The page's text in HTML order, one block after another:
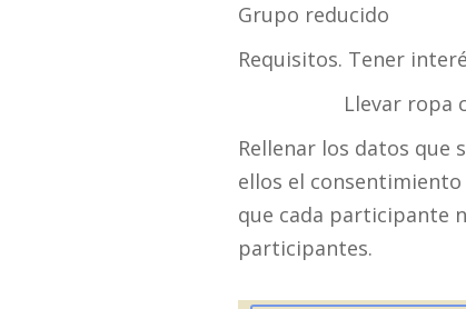
Grupo reducido
Requisitos. Tener
Llevar ropa
Rellenar los datos que
ellos el
que cada participante
participantes.